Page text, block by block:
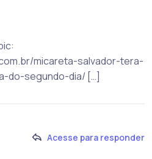
micareta-salvador-tera-
do-segundo-dia/ […]
Acesse para responder